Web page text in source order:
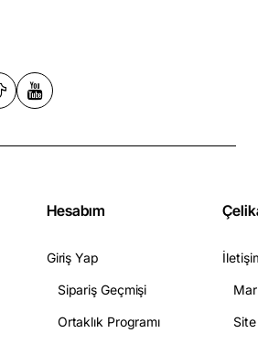
Hesabım
Giriş Yap
Sipariş Geçmişi
Ortaklık Programı